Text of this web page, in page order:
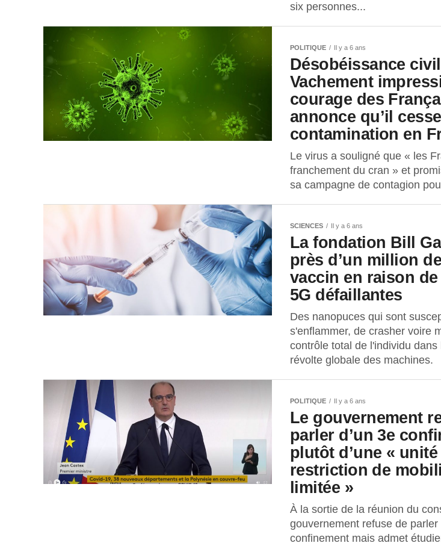
six personnes...
POLITIQUE Il y a 6 ans
Désobéissance
Vachement
courage des
annonce qu’il
contamination en
Le virus a souligné que « les
franchement du cran » et
sa campagne de contagion
SCIENCES Il y a 6 ans
La fondation Bill
près d’un million
vaccin en raison
5G défaillantes
Des nanopuces qui sont
s'enflammer, de crasher voire
contrôle total de l'individu dans
révolte globale des machines.
POLITIQUE Il y a 6 ans
Le gouvernement
parler d’un 3e
plutôt d’une «
restriction de
limitée »
À la sortie de la réunion du
gouvernement refuse de parler
confinement mais admet